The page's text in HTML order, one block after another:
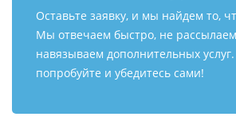
Оставьте заявку, и мы найдем то,
Мы отвечаем быстро, не
навязываем дополнительных
попробуйте и убедитесь сами!